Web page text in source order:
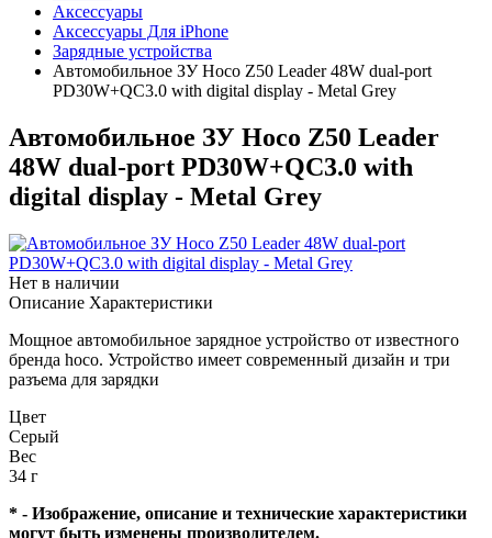
Аксессуары
Аксессуары Для iPhone
Зарядные устройства
Автомобильное ЗУ Hoco Z50 Leader 48W dual-port
PD30W+QC3.0 with digital display - Metal Grey
Автомобильное ЗУ Hoco Z50 Leader
48W dual-port PD30W+QC3.0 with
digital display - Metal Grey
Нет в наличии
Описание Характеристики
Мощное автомобильное зарядное устройство от известного
бренда hoco. Устройство имеет современный дизайн и три
разъема для зарядки
Цвет
Серый
Вес
34 г
* - Изображение, описание и технические характеристики
могут быть изменены производителем.